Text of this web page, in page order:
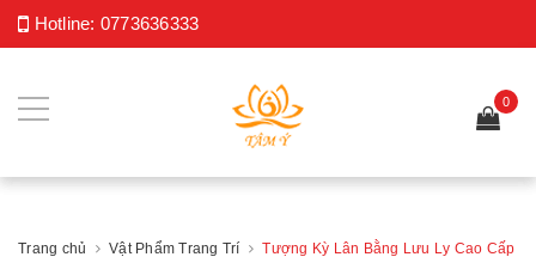
Hotline: 0773636333
0
Trang chủ Vật Phẩm Trang Trí Tượng Kỳ Lân Bằng Lưu Ly Cao Cấp